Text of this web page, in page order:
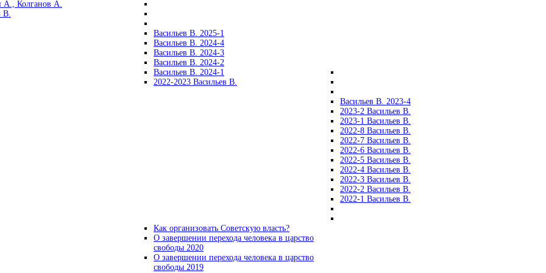
А., Колганов А.
В.
Васильев В. 2025-1
Васильев В. 2024-4
Васильев В. 2024-3
Васильев В. 2024-2
Васильев В. 2024-1
2022-2023 Васильев В.
Васильев В. 2023-4
2023-2 Васильев В.
2023-1 Васильев В.
2022-8 Васильев В.
2022-7 Васильев В.
2022-6 Васильев В.
2022-5 Васильев В.
2022-4 Васильев В.
2022-3 Васильев В.
2022-2 Васильев В.
2022-1 Васильев В.
Как организовать Советскую власть?
О завершении перехода человека в царство
свободы 2020
О завершении перехода человека в царство
свободы 2019